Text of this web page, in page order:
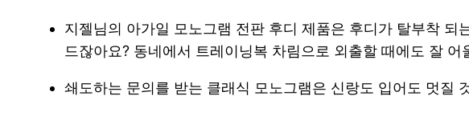
지젤님의 아가일 모노그램 전판 후디 제품은 후디가 탈부착
드잖아요? 동네에서 트레이닝복 차림으로 외출할 때에도 잘
쇄도하는 문의를 받는 클래식 모노그램은 신랑도 입어도 멋질